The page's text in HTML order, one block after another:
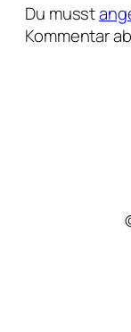
Du musst
Kommentar